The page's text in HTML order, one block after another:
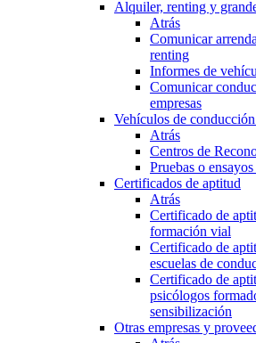
Alquiler, renting y
Atrás
Comunicar
renting
Informes de
Comunicar
empresas
Vehículos de
Atrás
Centros de
Pruebas o
Certificados de aptitud
Atrás
Certificado de
formación vial
Certificado de
escuelas de
Certificado de
psicólogos
sensibilización
Otras empresas y